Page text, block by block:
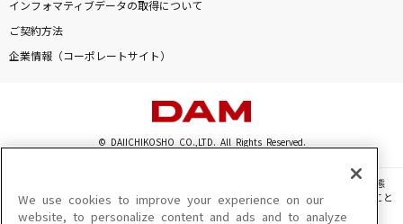
インフォマティブデータの取得について
ご契約方法
企業情報（コーポレートサイト）
© DAIICHIKOSHO CO.,LTD. All Rights Reserved.
このサイトに掲載されている一切の文章・画像・写真・動画・音声等を、手段や形態
を問わず、著作権法の定める範囲を超えて無断で複製、転載、ファイル化などすること
を禁じます。
We use cookies to improve your experience on our
website, to personalize content and ads and to analyze